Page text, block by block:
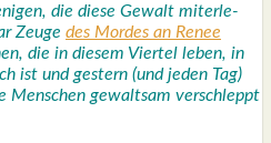
die die­se Gewalt mit­er­le­
Zeu­ge des Mor­des an Renee
die in die­sem Vier­tel leben, in
ist und ges­tern (und jeden Tag)
Men­schen gewalt­sam ver­schleppt